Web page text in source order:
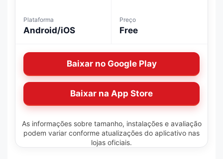
Plataforma
Android/iOS
Preço
Free
Baixar no Google Play
Baixar na App Store
As informações sobre tamanho, instalações e avaliação
podem variar conforme atualizações do aplicativo nas
lojas oficiais.